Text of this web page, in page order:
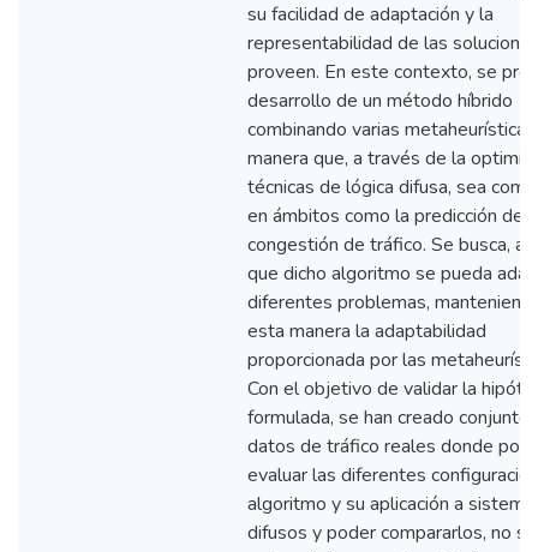
su facilidad de adaptación y la
representabilidad de las
proveen. En este contexto, se
desarrollo de un método híbrido
combinando varias
manera que, a través de la
técnicas de lógica difusa, sea
en ámbitos como la predicción de
congestión de tráfico. Se busca,
que dicho algoritmo se pueda
diferentes problemas,
esta manera la adaptabilidad
proporcionada por las
Con el objetivo de validar la
formulada, se han creado
datos de tráfico reales donde
evaluar las diferentes
algoritmo y su aplicación a
difusos y poder compararlos, no